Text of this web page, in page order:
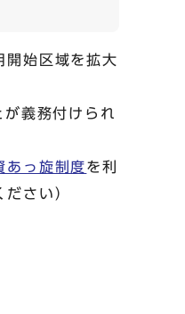
開始区域を拡大
義務付けられ
あっ旋制度を利
さい）